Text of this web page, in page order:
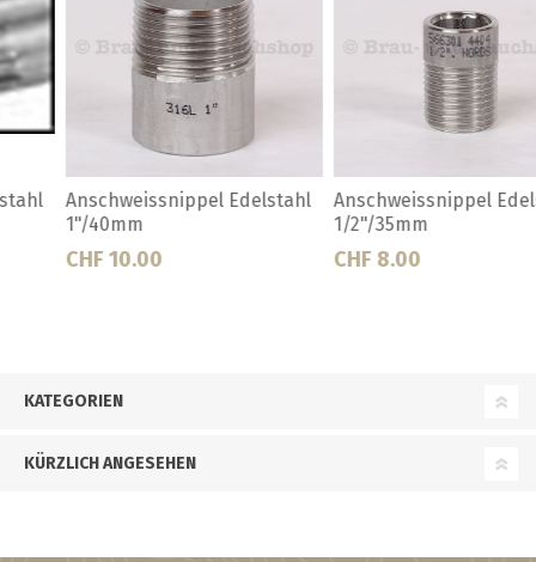
Anschweissnippel Edelstahl
1/2"/35mm
CHF 8.00
Anschweissnippel Edelstahl
1/4"/25mm
CHF 8.00
KATEGORIEN
KÜRZLICH ANGESEHEN